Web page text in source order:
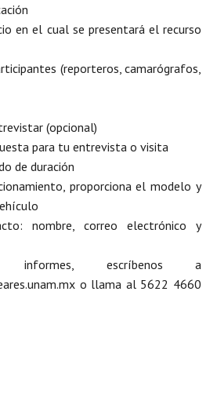
en el cual se presentará el recurso
(reporteros, camarógrafos,
(opcional)
para tu entrevista o visita
de duración
proporciona el modelo y
nombre, correo electrónico y
informes, escríbenos a
o llama al 5622 4660